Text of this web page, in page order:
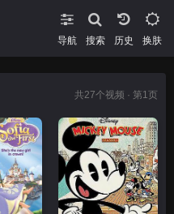
导航 搜索 换肤
共27个视频 · 第1页